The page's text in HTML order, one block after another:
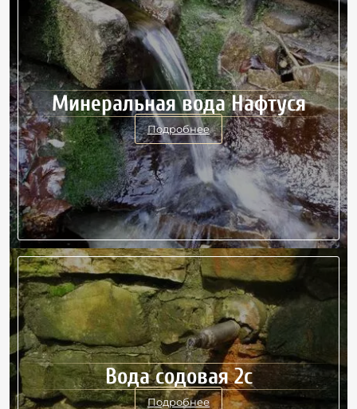
Минеральная вода Нафтуся
Подробнее
Вода содовая 2с
Подробнее